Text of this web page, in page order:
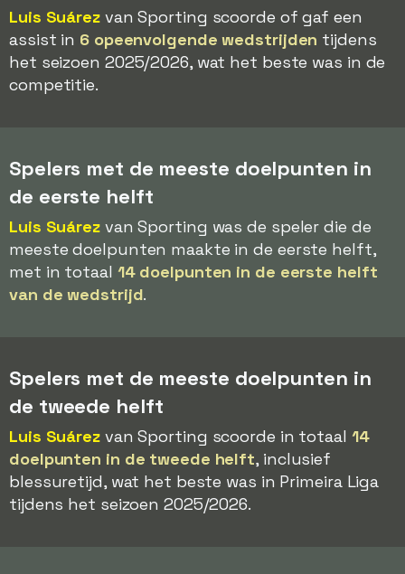
Luis Suárezvan Sporting scoorde of gaf een
assist in 6 opeenvolgende wedstrijden tijdens
het seizoen 2025/2026, wat het beste was in de
competitie.
Spelers met de meeste doelpunten in
de eerste helft
Luis Suárezvan Sporting was de speler die de
meeste doelpunten maakte in de eerste helft,
met in totaal 14 doelpunten in de eerste helft
van de wedstrijd.
Spelers met de meeste doelpunten in
de tweede helft
Luis Suárezvan Sporting scoorde in totaal 14
doelpunten in de tweede helft, inclusief
blessuretijd, wat het beste was in Primeira Liga
tijdens het seizoen 2025/2026.